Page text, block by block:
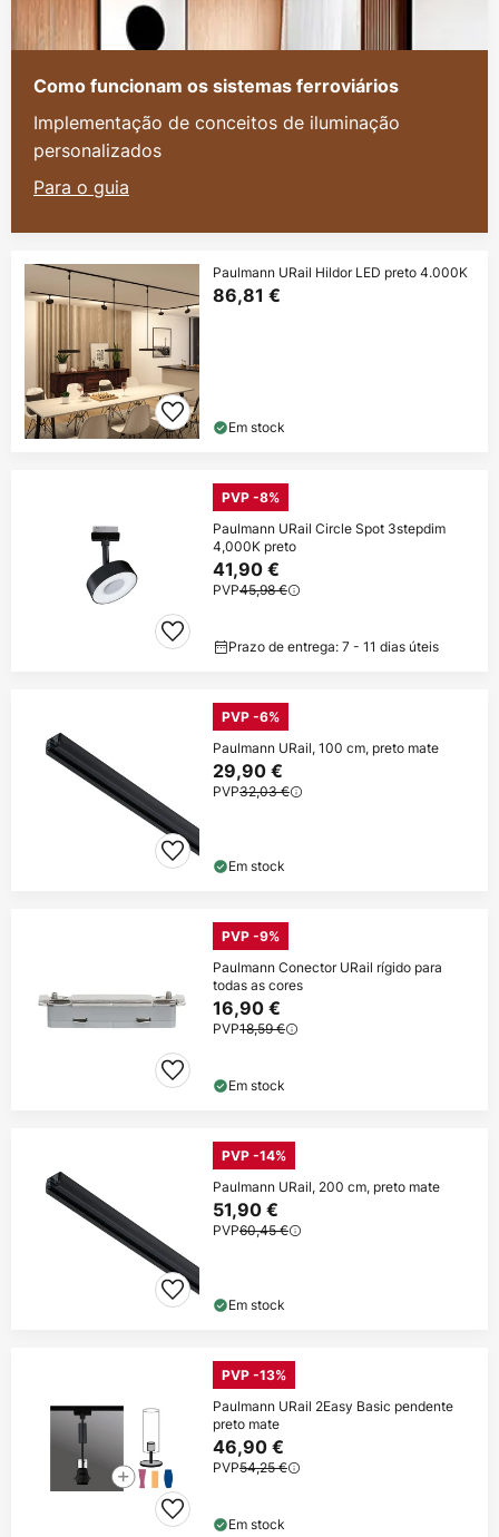
Como funcionam os sistemas ferroviários
Implementação de conceitos de iluminação
personalizados
Para o guia
Paulmann URail Hildor LED preto 4.000K
86,81 €
Em stock
PVP -8%
Paulmann URail Circle Spot 3stepdim
4,000K preto
41,90 €
PVP45,98 €
Prazo de entrega: 7 - 11 dias úteis
PVP -6%
Paulmann URail, 100 cm, preto mate
29,90 €
PVP32,03 €
Em stock
PVP -9%
Paulmann Conector URail rígido para
todas as cores
16,90 €
PVP18,59 €
Em stock
PVP -14%
Paulmann URail, 200 cm, preto mate
51,90 €
PVP60,45 €
Em stock
PVP -13%
Paulmann URail 2Easy Basic pendente
preto mate
46,90 €
PVP54,25 €
Em stock